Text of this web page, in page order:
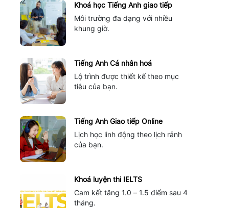
Khoá học Tiếng Anh giao tiếp
Môi trường đa dạng với nhiều
khung giờ.
Tiếng Anh Cá nhân hoá
Lộ trình được thiết kế theo mục
tiêu của bạn.
Tiếng Anh Giao tiếp Online
Lịch học linh động theo lịch rảnh
của bạn.
Khoá luyện thi IELTS
Cam kết tăng 1.0 – 1.5 điểm sau 4
tháng.